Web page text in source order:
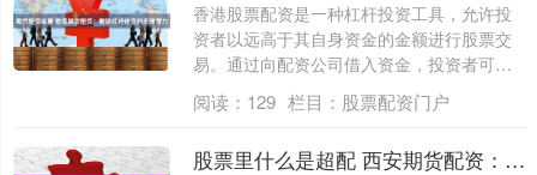
香港股票配资是一种杠杆投资工具，允许投
资者以远高于其自身资金的金额进行股票交
易。通过向配资公司借入资金，投资者可以
放大其....
阅读： 129 栏目： 股票配资门户
股票里什么是超配 西安期货配资：解锁财富新密码，助力投资梦想